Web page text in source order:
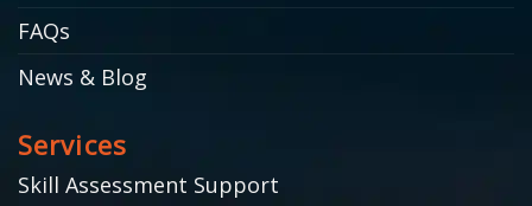
FAQs
News & Blog
Services
Skill Assessment Support